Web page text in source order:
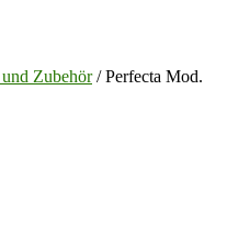
Zubehör/ Perfecta Mod.